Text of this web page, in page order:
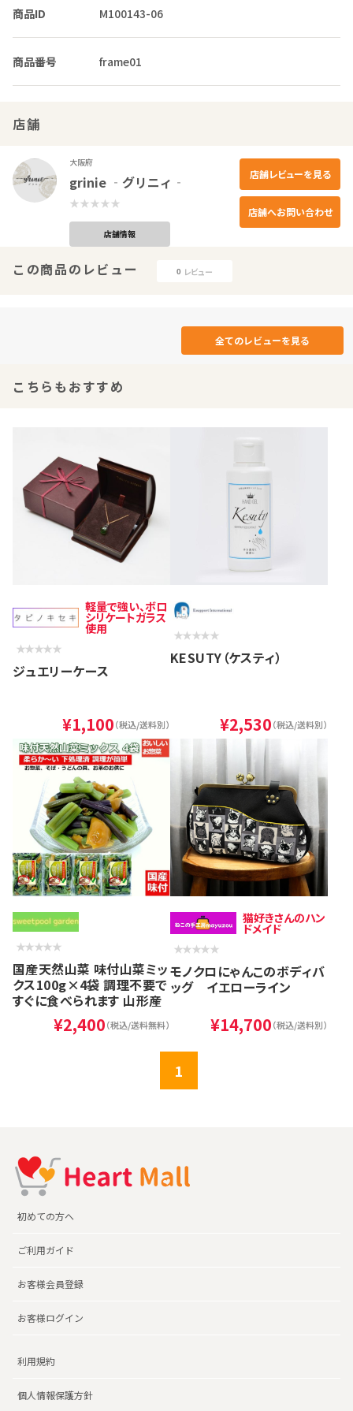
商品ID M100143-06
商品番号 frame01
店舗
大阪府
grinie ‐グリニィ‐
店舗情報
店舗レビューを見る
店舗へお問い合わせ
この商品のレビュー 0 レビュー
全てのレビューを見る
こちらもおすすめ
軽量で強い、ボロ
シリケートガラス
使用
ジュエリーケース
¥1,100（税込/送料別）
KESUTY（ケスティ）
¥2,530（税込/送料別）
国産天然山菜 味付山菜ミッ
クス100g×4袋 調理不要で
すぐに食べられます 山形産
¥2,400（税込/送料無料）
猫好きさんのハン
ドメイド
モノクロにゃんこのボディバ
ッグ イエローライン
¥14,700（税込/送料別）
1
初めての方へ
ご利用ガイド
お客様会員登録
お客様ログイン
利用規約
個人情報保護方針